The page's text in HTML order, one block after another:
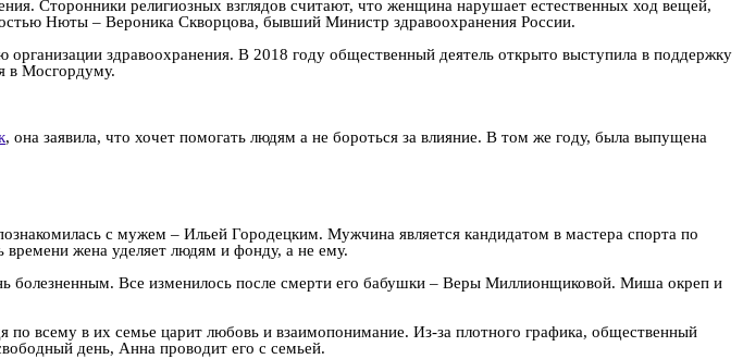
Сторонники религиозных взглядов считают, что женщина нарушает естественных ход вещей,
Нюты – Вероника Скворцова, бывший Министр здравоохранения России.
здравоохранения. В 2018 году общественный деятель открыто выступила в поддержку
в Мосгордуму.
, она заявила, что хочет помогать людям а не бороться за влияние. В том же году, была выпущена
с мужем – Ильей Городецким. Мужчина является кандидатом в мастера спорта по
жена уделяет людям и фонду, а не ему.
болезненным. Все изменилось после смерти его бабушки – Веры Миллионщиковой. Миша окреп и
всему в их семье царит любовь и взаимопонимание. Из-за плотного графика, общественный
день, Анна проводит его с семьей.